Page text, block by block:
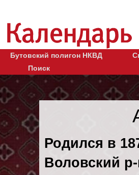
Бутовский полигон НКВД
Поиск
Родился в
Воловский